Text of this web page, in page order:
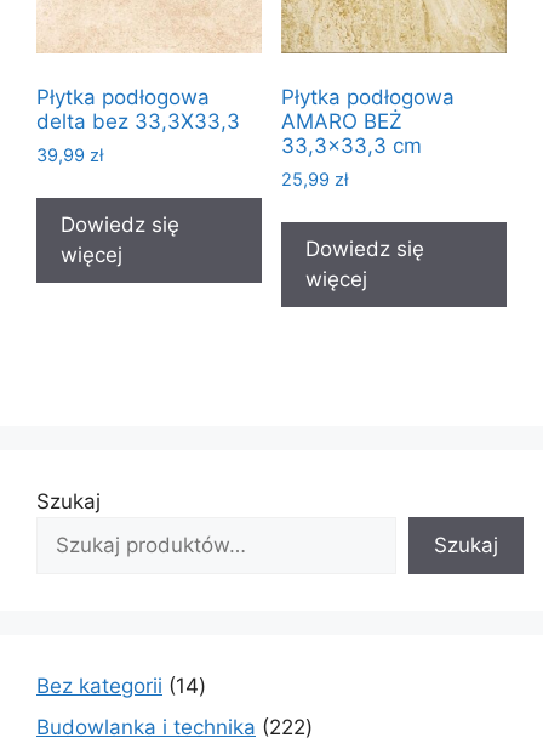
Płytka podłogowa
delta bez 33,3X33,3
39,99 zł
Dowiedz się
więcej
Płytka podłogowa
AMARO BEŻ
33,3×33,3 cm
25,99 zł
Dowiedz się
więcej
Szukaj
Szukaj
Bez kategorii 1414
produktów
Budowlanka i technika 222222